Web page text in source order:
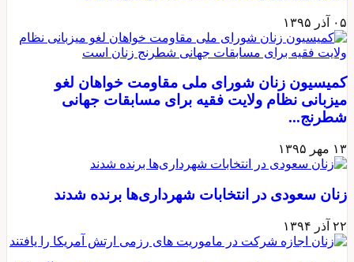
۱۳۹۵
زنان شورای ملی مقاومت خواهان لغو
نظام ولایت فقیه برای مسابقات جهانی
۱۳۹۵
سعودی در انتخابات شهرداری‌ها برنده شدند
۱۳۹۴